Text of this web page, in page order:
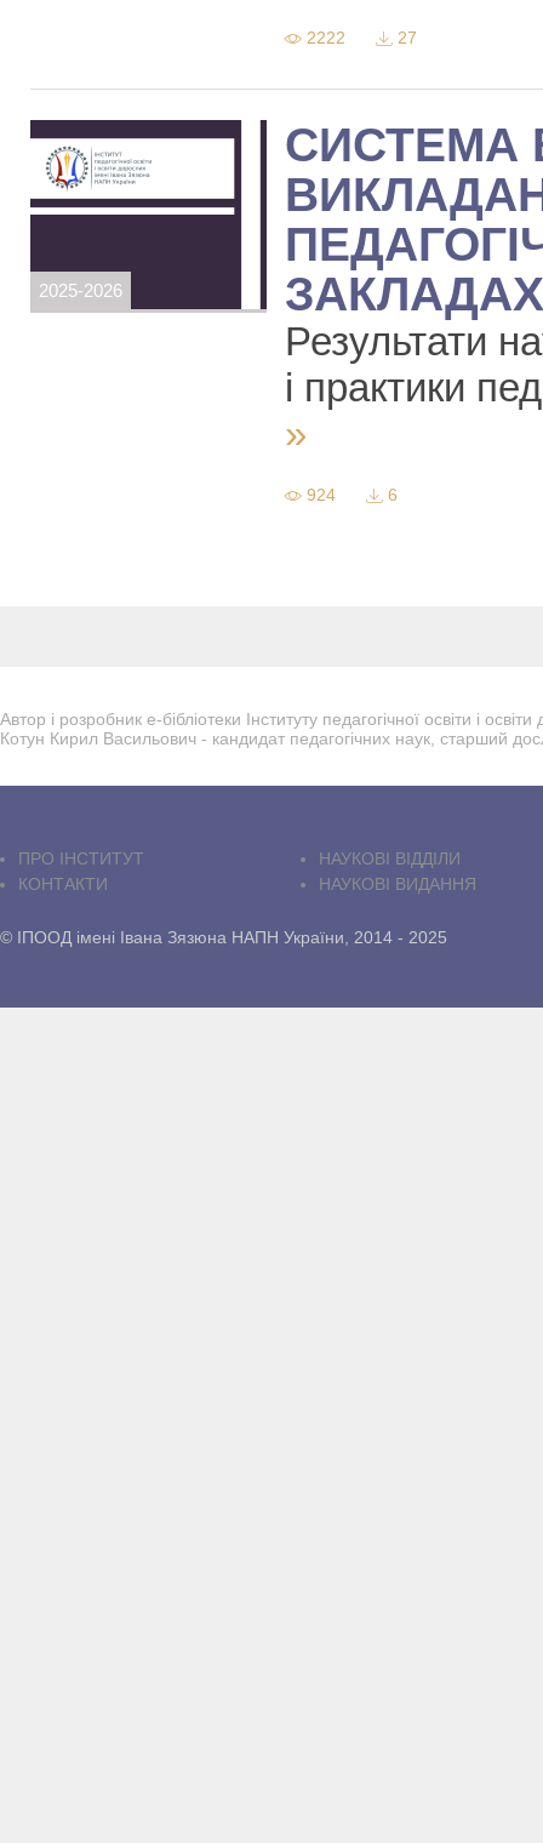
2222 27
2025-2026
СИСТЕМА
Результати
і практики
»
924 6
Автор і розробник е-бібліотеки Інституту педагогічної освіти і
Котун Кирил Васильович - кандидат педагогічних наук, старший
ПРО IНСТИТУТ
КОНТАКТИ
НАУКОВІ ВІДДІЛИ
НАУКОВІ ВИДАННЯ
© ІПООД імені Івана Зязюна НАПН України, 2014 - 2025